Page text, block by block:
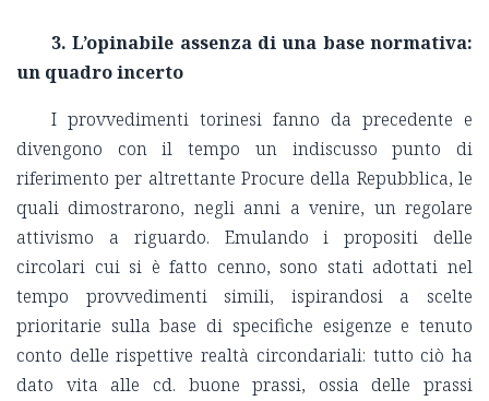
3. L’opinabile assenza di una base normativa:
un quadro incerto
I provvedimenti torinesi fanno da precedente e
divengono con il tempo un indiscusso punto di
riferimento per altrettante Procure della Repubblica, le
quali dimostrarono, negli anni a venire, un regolare
attivismo a riguardo. Emulando i propositi delle
circolari cui si è fatto cenno, sono stati adottati nel
tempo provvedimenti simili, ispirandosi a scelte
prioritarie sulla base di specifiche esigenze e tenuto
conto delle rispettive realtà circondariali: tutto ciò ha
dato vita alle cd. buone prassi, ossia delle prassi